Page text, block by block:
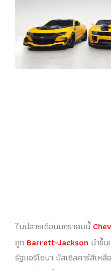
ในปลายเดือนมกราคมนี้
ถูก Barrett-Jackson นำขึ้
รัฐแอริโซนา มัสเซิลคาร์สีเห